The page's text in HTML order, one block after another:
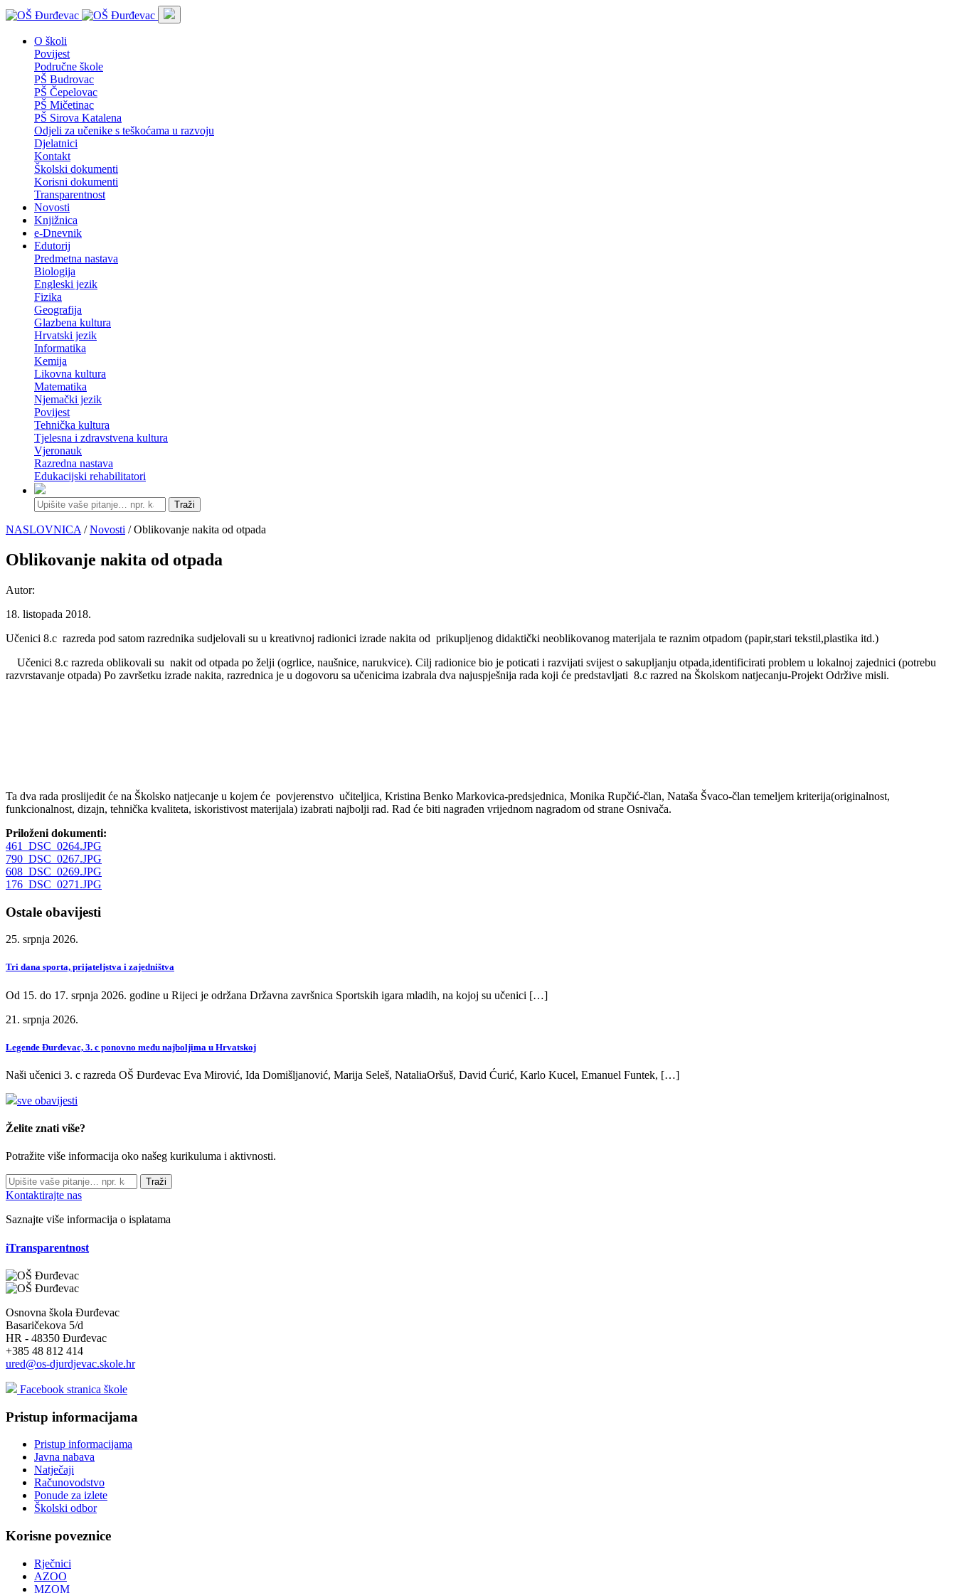
O školi
Povijest
Područne škole
PŠ Budrovac
PŠ Čepelovac
PŠ Mičetinac
PŠ Sirova Katalena
Odjeli za učenike s teškoćama u razvoju
Djelatnici
Kontakt
Školski dokumenti
Korisni dokumenti
Transparentnost
Novosti
Knjižnica
e-Dnevnik
Edutorij
Predmetna nastava
Biologija
Engleski jezik
Fizika
Geografija
Glazbena kultura
Hrvatski jezik
Informatika
Kemija
Likovna kultura
Matematika
Njemački jezik
Povijest
Tehnička kultura
Tjelesna i zdravstvena kultura
Vjeronauk
Razredna nastava
Edukacijski rehabilitatori
Traži
NASLOVNICA /Novosti / Oblikovanje nakita od otpada
Oblikovanje nakita od otpada
Autor:
18. listopada 2018.
Učenici 8.c razreda pod satom razrednika sudjelovali su u kreativnoj radionici izrade nakita od prikupljenog didaktički neoblikovanog materijala te raznim otpadom (papir,stari tekstil,plastika itd.)
Učenici 8.c razreda oblikovali su nakit od otpada po želji (ogrlice, naušnice, narukvice). Cilj radionice bio je poticati i razvijati svijest o sakupljanju otpada,identificirati problem u lokalnoj zajednici (potrebu
razvrstavanje otpada) Po završetku izrade nakita, razrednica je u dogovoru sa učenicima izabrala dva najuspješnija rada koji će predstavljati 8.c razred na Školskom natjecanju-Projekt Održive misli.
Ta dva rada proslijedit će na Školsko natjecanje u kojem će povjerenstvo učiteljica, Kristina Benko Markovica-predsjednica, Monika Rupčić-član, Nataša Švaco-član temeljem kriterija(originalnost,
funkcionalnost, dizajn, tehnička kvaliteta, iskoristivost materijala) izabrati najbolji rad. Rad će biti nagrađen vrijednom nagradom od strane Osnivača.
Priloženi dokumenti:
461_DSC_0264.JPG
790_DSC_0267.JPG
608_DSC_0269.JPG
176_DSC_0271.JPG
Ostale obavijesti
25. srpnja 2026.
Tri dana sporta, prijateljstva i zajedništva
Od 15. do 17. srpnja 2026. godine u Rijeci je održana Državna završnica Sportskih igara mladih, na kojoj su učenici […]
21. srpnja 2026.
Legende Đurđevac, 3. c ponovno među najboljima u Hrvatskoj
Naši učenici 3. c razreda OŠ Đurđevac Eva Mirović, Ida Domišljanović, Marija Seleš, NataliaOršuš, David Ćurić, Karlo Kucel, Emanuel Funtek, […]
sve obavijesti
Želite znati više?
Potražite više informacija oko našeg kurikuluma i aktivnosti.
Traži
Kontaktirajte nas
Saznajte više informacija o isplatama
iTransparentnost
Osnovna škola Đurđevac
Basaričekova 5/d
HR - 48350 Đurđevac
+385 48 812 414
ured@os-djurdjevac.skole.hr
Facebook stranica škole
Pristup informacijama
Pristup informacijama
Javna nabava
Natječaji
Računovodstvo
Ponude za izlete
Školski odbor
Korisne poveznice
Rječnici
AZOO
MZOM